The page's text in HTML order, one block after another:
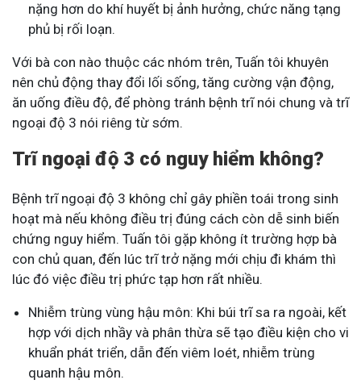
nặng hơn do khí huyết bị ảnh hưởng, chức năng tạng
phủ bị rối loạn.
Với bà con nào thuộc các nhóm trên, Tuấn tôi khuyên
nên chủ động thay đổi lối sống, tăng cường vận động,
ăn uống điều độ, để phòng tránh bệnh trĩ nói chung và trĩ
ngoại độ 3 nói riêng từ sớm.
Trĩ ngoại độ 3 có nguy hiểm không?
Bệnh trĩ ngoại độ 3 không chỉ gây phiền toái trong sinh
hoạt mà nếu không điều trị đúng cách còn dễ sinh biến
chứng nguy hiểm. Tuấn tôi gặp không ít trường hợp bà
con chủ quan, đến lúc trĩ trở nặng mới chịu đi khám thì
lúc đó việc điều trị phức tạp hơn rất nhiều.
Nhiễm trùng vùng hậu môn: Khi búi trĩ sa ra ngoài, kết
hợp với dịch nhầy và phân thừa sẽ tạo điều kiện cho vi
khuẩn phát triển, dẫn đến viêm loét, nhiễm trùng
quanh hậu môn.